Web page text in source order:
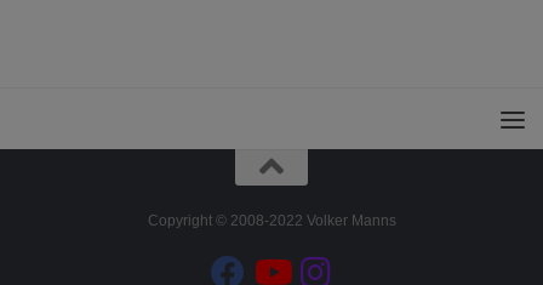
Copyright © 2008-2022 Volker Manns